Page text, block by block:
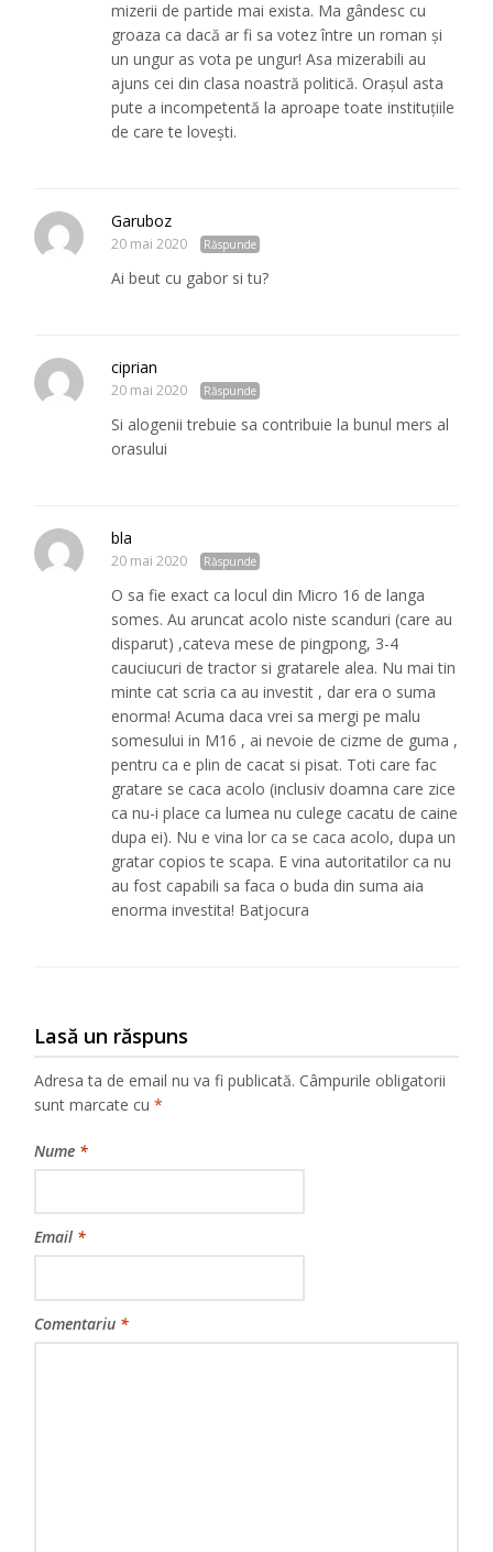
mizerii de partide mai exista. Ma gândesc cu
groaza ca dacă ar fi sa votez între un roman și
un ungur as vota pe ungur! Asa mizerabili au
ajuns cei din clasa noastră politică. Orașul asta
pute a incompetentă la aproape toate instituțiile
de care te lovești.
Garuboz
20 mai 2020 Răspunde
Ai beut cu gabor si tu?
ciprian
20 mai 2020 Răspunde
Si alogenii trebuie sa contribuie la bunul mers al
orasului
bla
20 mai 2020 Răspunde
O sa fie exact ca locul din Micro 16 de langa
somes. Au aruncat acolo niste scanduri (care au
disparut) ,cateva mese de pingpong, 3-4
cauciucuri de tractor si gratarele alea. Nu mai tin
minte cat scria ca au investit , dar era o suma
enorma! Acuma daca vrei sa mergi pe malu
somesului in M16 , ai nevoie de cizme de guma ,
pentru ca e plin de cacat si pisat. Toti care fac
gratare se caca acolo (inclusiv doamna care zice
ca nu-i place ca lumea nu culege cacatu de caine
dupa ei). Nu e vina lor ca se caca acolo, dupa un
gratar copios te scapa. E vina autoritatilor ca nu
au fost capabili sa faca o buda din suma aia
enorma investita! Batjocura
Lasă un răspuns
Adresa ta de email nu va fi publicată. Câmpurile obligatorii
sunt marcate cu*
Nume *
Email *
Comentariu *